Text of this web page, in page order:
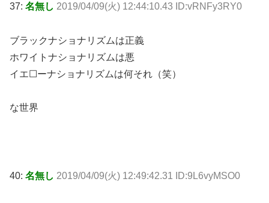
37: 名無し 2019/04/09(火) 12:44:10.43 ID:vRNFy3RY0
ブラックナショナリズムは正義
ホワイトナショナリズムは悪
イエ☐ーナショナリズムは何それ（笑）
な世界
40: 名無し 2019/04/09(火) 12:49:42.31 ID:9L6vyMSO0